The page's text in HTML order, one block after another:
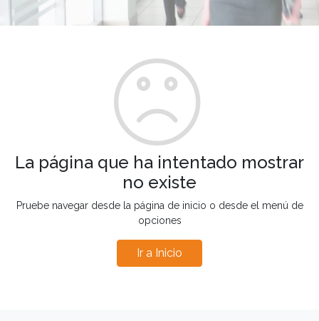
La página que ha intentado mostrar
no existe
Pruebe navegar desde la página de inicio o desde el menú de
opciones
Ir a Inicio